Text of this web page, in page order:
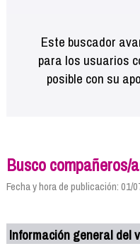
Este buscador
para los usuarios
posible con su
Busco compañeros/
Fecha y hora de publicación: 01/
Información general del